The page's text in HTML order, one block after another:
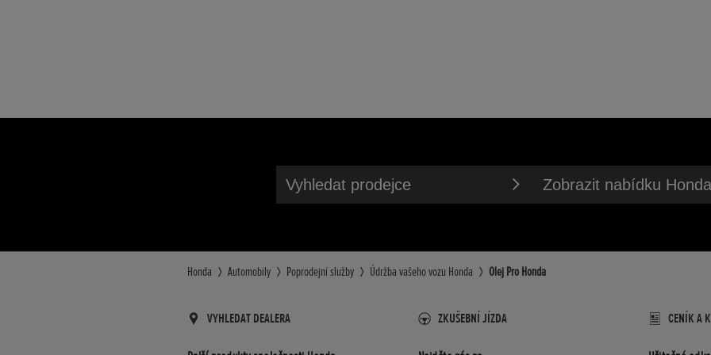
Vyhledat prodejce Zobrazit nabídku Honda
Honda Automobily Poprodejní služby Údržba vašeho vozu Honda Olej Pro Honda
VYHLEDAT DEALERA ZKUŠEBNÍ JÍZDA CENÍK A